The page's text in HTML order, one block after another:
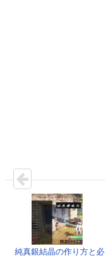
純真銀結晶の作り方と必